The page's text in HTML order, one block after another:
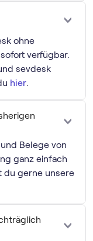
ohne
verfügbar.
sevdesk
hier.
Belege von
ganz einfach
du gerne unsere